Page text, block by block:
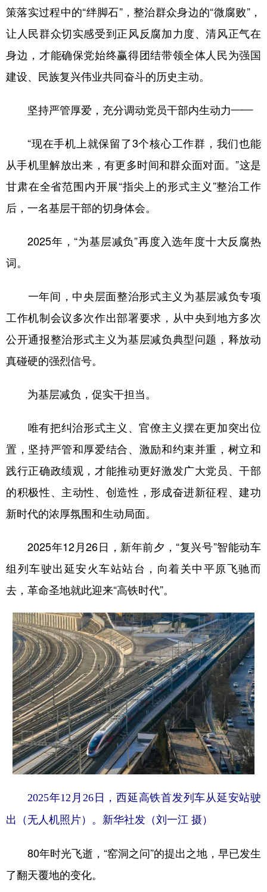
策落实过程中的“绊脚石”，整治群众身边的“微腐败”，
让人民群众切实感受到正风反腐加力度、清风正气在
身边，才能确保党始终赢得团结带领全体人民为强国
建设、民族复兴伟业共同奋斗的历史主动。
坚持严管厚爱，充分调动党员干部内生动力——
“现在手机上就保留了3个核心工作群，我们也能
从手机里解放出来，有更多时间和群众面对面。”这是
甘肃在全省范围内开展“指尖上的形式主义”整治工作
后，一名基层干部的切身体会。
2025年，“为基层减负”再度入选年度十大反腐热
词。
一年间，中央层面整治形式主义为基层减负专项
工作机制会议多次作出部署要求，从中央到地方多次
公开通报整治形式主义为基层减负典型问题，释放动
真碰硬的强烈信号。
为基层减负，促实干担当。
唯有把纠治形式主义、官僚主义摆在更加突出位
置，坚持严管和厚爱结合、激励和约束并重，树立和
践行正确政绩观，才能推动更好激发广大党员、干部
的积极性、主动性、创造性，形成奋进新征程、建功
新时代的浓厚氛围和生动局面。
2025年12月26日，新年前夕，“复兴号”智能动车
组列车驶出延安火车站站台，向着关中平原飞驰而
去，革命圣地就此迎来“高铁时代”。
2025年12月26日，西延高铁首发列车从延安站驶
出（无人机照片）。新华社发（刘一江 摄）
80年时光飞逝，“窑洞之问”的提出之地，早已发生
了翻天覆地的变化。